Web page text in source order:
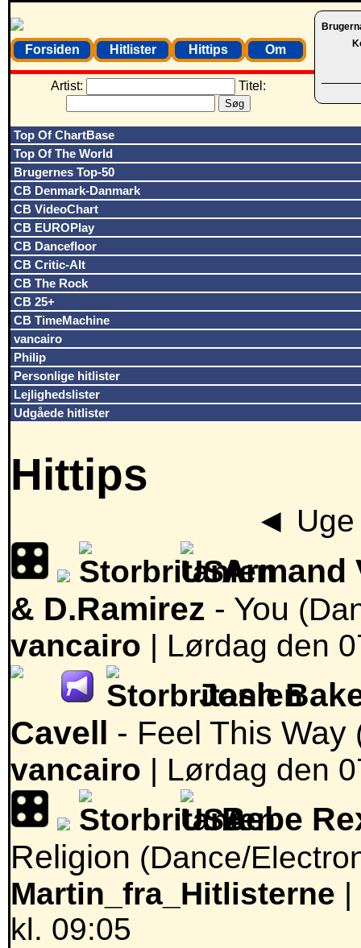
Forsiden Hitlister Hittips Om
Artist: Titel:
Top Of ChartBase
Top Of The World
Brugernes Top-50
CB Denmark-Danmark
CB VideoChart
CB EUROPlay
CB Dancefloor
CB Critic-Alt
CB The Rock
CB 25+
CB TimeMachine
vancairo
Philip
Personlige hitlister
Lejlighedslister
Udgåede hitlister
Hittips
◄
Armand
& D.Ramirez - You
vancairo | Lørdag den
Josh
Cavell
- Feel This Way
vancairo | Lørdag den
Bebe
Religion (Dance/
Martin_fra_Hitlisterne |
kl. 09:05